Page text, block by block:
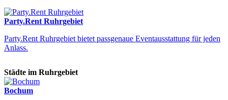
Party.Rent Ruhrgebiet
Party.Rent Ruhrgebiet bietet passgenaue Eventausstattung für jeden
Anlass.
Städte im Ruhrgebiet
Bochum